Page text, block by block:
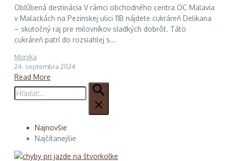
Obľúbená destinácia V rámci obchodného centra OC Malavia
v Malackách na Pezinskej ulici 11B nájdete cukráreň Delikana
– skutočný raj pre milovníkov sladkých dobrôt. Táto
cukráreň patrí do rozsiahlej s...
Monika
24. septembra 2024
Read More
Hľadať:
Najnovšie
Najčítanejšie